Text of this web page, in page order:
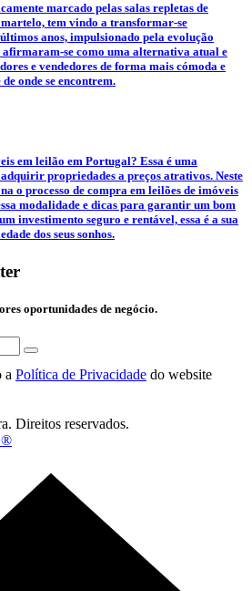
marcado pelas salas repletas de
tem vindo a transformar-se
anos, impulsionado pela evolução
afirmaram-se como uma alternativa atual e
e vendedores de forma mais cómoda e
onde se encontrem.
em leilão em Portugal? Essa é uma
propriedades a preços atrativos. Neste
o processo de compra em leilões de imóveis
modalidade e dicas para garantir um bom
investimento seguro e rentável, essa é a sua
dos seus sonhos.
oportunidades de negócio.
a Política de Privacidade do website
Direitos reservados.